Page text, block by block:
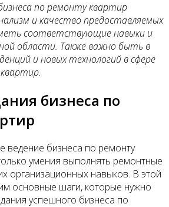
по ремонту квартир
и качество предоставляемых
соответствующие навыки и
области. Также важно быть в
и новых технологий в сфере
бизнеса по
ведение бизнеса по ремонту
умения выполнять ремонтные
организационных навыков. В этой
основные шаги, которые нужно
успешного бизнеса по